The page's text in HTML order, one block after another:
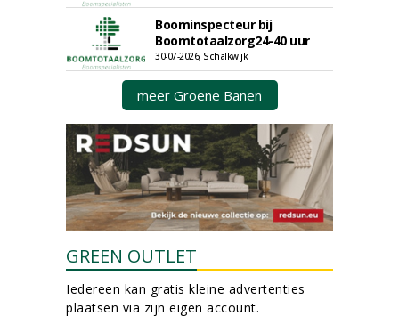
Boominspecteur bij
Boomtotaalzorg24-40 uur
30-07-2026, Schalkwijk
meer Groene Banen
GREEN OUTLET
Iedereen kan gratis kleine advertenties
plaatsen via zijn eigen account.